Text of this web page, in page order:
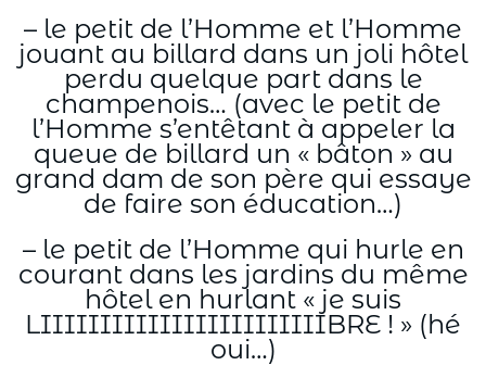
– le petit de l’Homme et l’Homme
jouant au billard dans un joli hôtel
perdu quelque part dans le
champenois… (avec le petit de
l’Homme s’entêtant à appeler la
queue de billard un « bâton » au
grand dam de son père qui essaye
de faire son éducation…)
– le petit de l’Homme qui hurle en
courant dans les jardins du même
hôtel en hurlant « je suis
LIIIIIIIIIIIIIIIIIIIIIIIIBRE ! » (hé
oui…)